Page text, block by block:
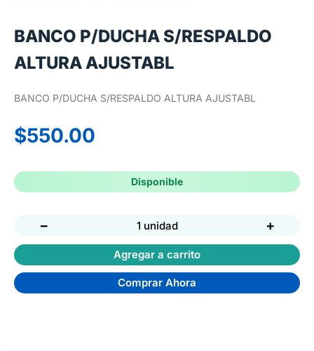
BANCO P/DUCHA S/RESPALDO
ALTURA AJUSTABL
BANCO P/DUCHA S/RESPALDO ALTURA AJUSTABL
$550.00
Disponible
− 1 unidad +
Agregar a carrito
Comprar Ahora